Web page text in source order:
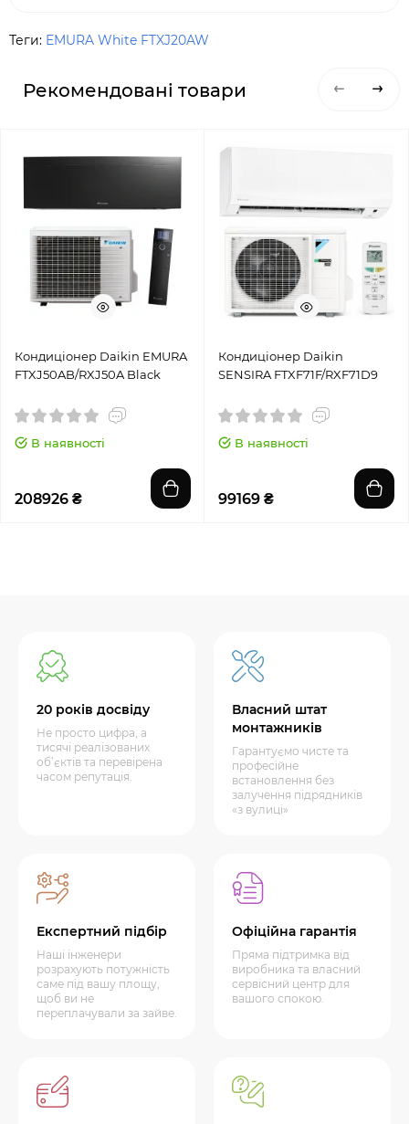
Теги: EMURA White FTXJ20AW
Рекомендовані товари
Кондиціонер Daikin EMURA
FTXJ50AB/RXJ50A Black
В наявності
208926 ₴
Кондиціонер Daikin
SENSIRA FTXF71F/RXF71D9
В наявності
99169 ₴
20 років досвіду
Не просто цифра, а
тисячі реалізованих
об’єктів та перевірена
часом репутація.
Власний штат
монтажників
Гарантуємо чисте та
професійне
встановлення без
залучення підрядників
«з вулиці»
Експертний підбір
Наші інженери
розрахують потужність
саме під вашу площу,
щоб ви не
переплачували за зайве.
Офіційна гарантія
Пряма підтримка від
виробника та власний
сервісний центр для
вашого спокою.